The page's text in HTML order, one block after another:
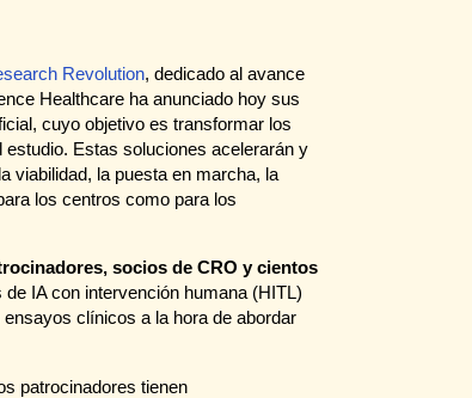
Revolution, dedicado al avance
Healthcare ha anunciado hoy sus
cuyo objetivo es transformar los
Estas soluciones acelerarán y
viabilidad, la puesta en marcha, la
los centros como para los
socios de CRO y cientos
IA con intervención humana (HITL)
clínicos a la hora de abordar
patrocinadores tienen